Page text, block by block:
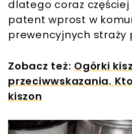
dlatego coraz
patent wprost w
prewencyjnych straży
Zobacz też: Ogórki
przeciwwskazania.
kiszon